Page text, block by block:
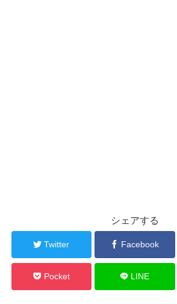
シェアする
Twitter Facebook
Pocket LINE